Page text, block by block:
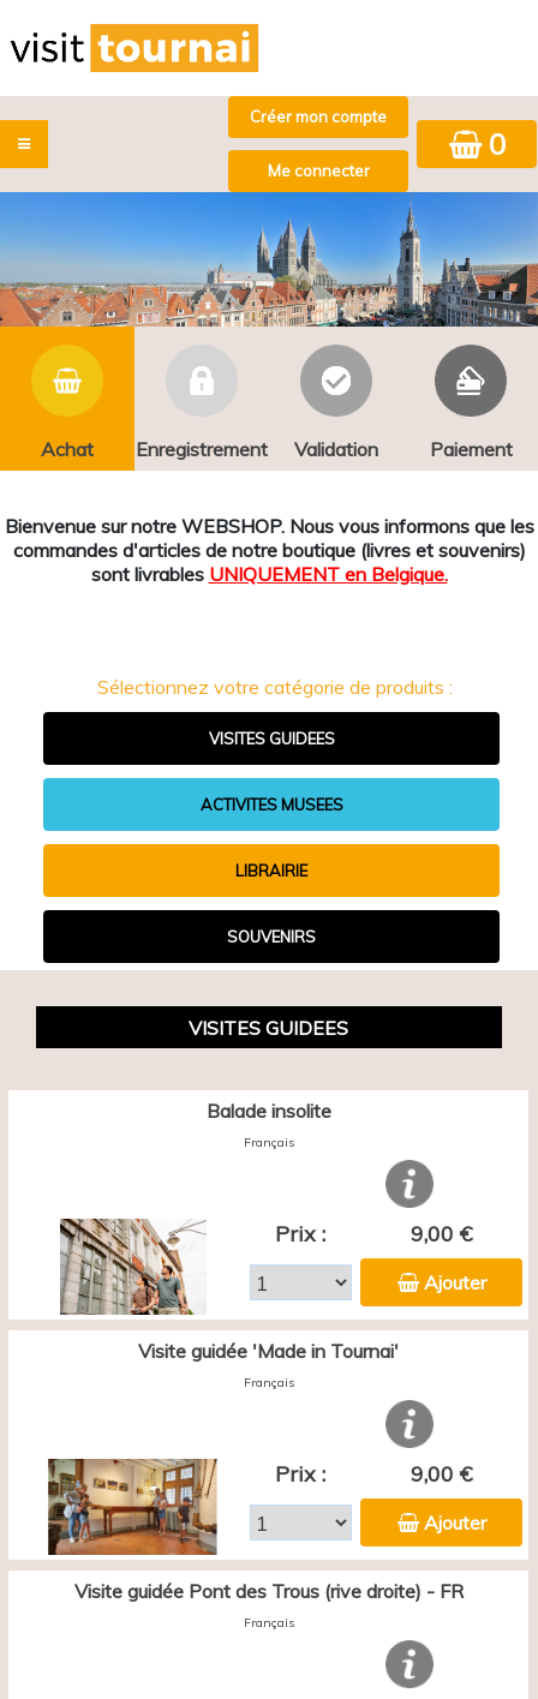
0
Achat Enregistrement Validation Paiement
Bienvenue sur notre WEBSHOP. Nous vous informons que les
commandes d'articles de notre boutique (livres et souvenirs)
sont livrables UNIQUEMENT en Belgique.
Sélectionnez votre catégorie de produits :
VISITES GUIDEES
ACTIVITES MUSEES
LIBRAIRIE
SOUVENIRS
VISITES GUIDEES
Balade insolite
Français
Prix : 9,00 €
Ajouter
Visite guidée 'Made in Tournai'
Français
Prix : 9,00 €
Ajouter
Visite guidée Pont des Trous (rive droite) - FR
Français